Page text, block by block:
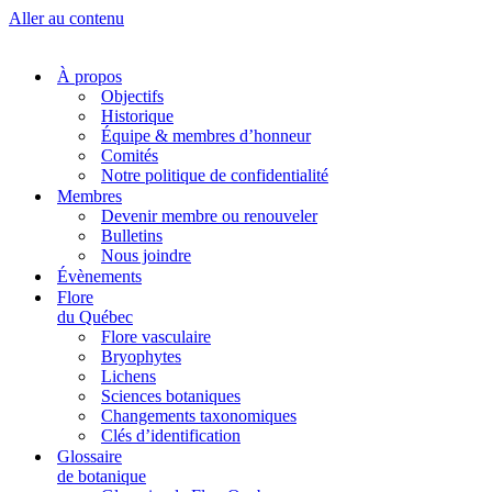
Aller au contenu
À propos
Objectifs
Historique
Équipe & membres d’honneur
Comités
Notre politique de confidentialité
Membres
Devenir membre ou renouveler
Bulletins
Nous joindre
Évènements
Flore
du Québec
Flore vasculaire
Bryophytes
Lichens
Sciences botaniques
Changements taxonomiques
Clés d’identification
Glossaire
de botanique